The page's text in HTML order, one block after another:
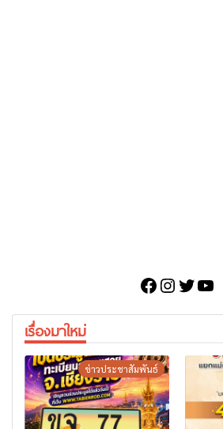
Facebook
เรื่องมาใหม่
ข่าวประชาสัมพันธ์